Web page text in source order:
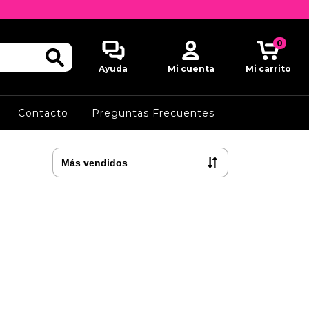
Ayuda Mi cuenta Mi carrito
0
Contacto Preguntas Frecuentes